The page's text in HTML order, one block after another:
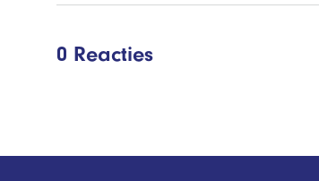
0 Reacties